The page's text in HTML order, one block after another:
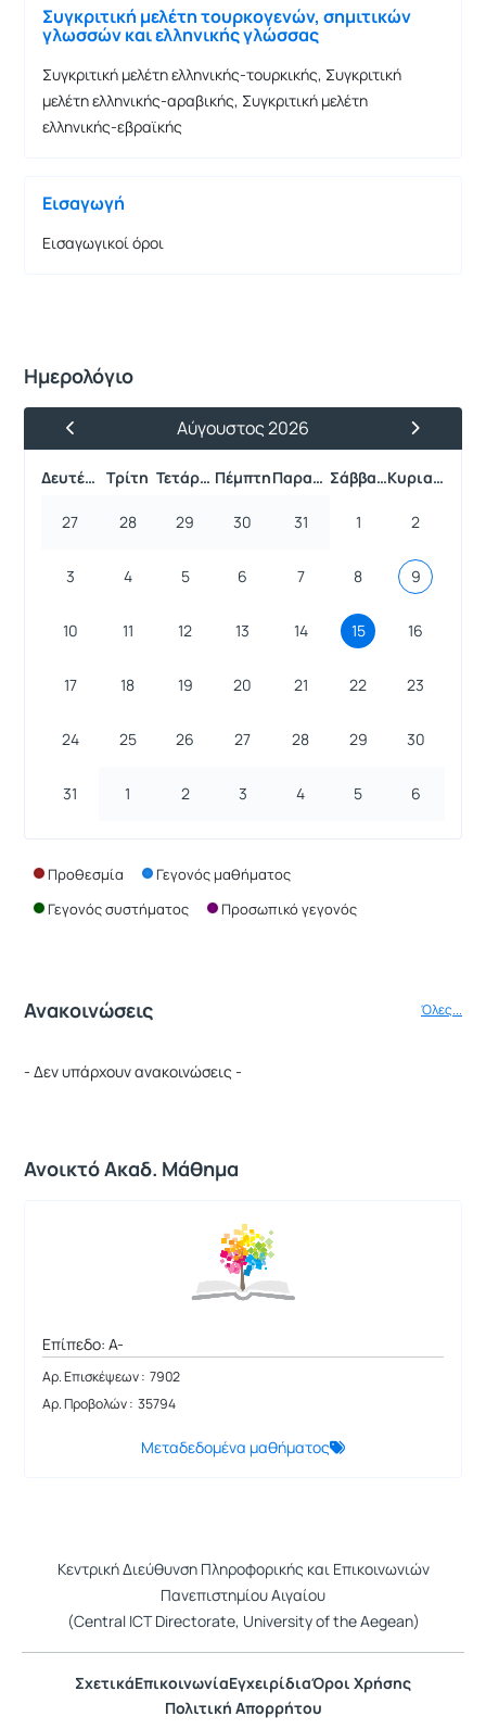
Συγκριτική μελέτη τουρκογενών, σημιτικών
γλωσσών και ελληνικής γλώσσας
Συγκριτική μελέτη ελληνικής-τουρκικής, Συγκριτική
μελέτη ελληνικής-αραβικής, Συγκριτική μελέτη
ελληνικής-εβραϊκής
Εισαγωγή
Εισαγωγικοί όροι
Ημερολόγιο
Προηγούμενος ΜήναςΑύγουστος 2026
Επόμενος
Δευτέρα Τρίτη Τετάρτη Πέμπτη Παρασκευή Σάββατο Κυριακή
27 28 29 30 31 1 2
3 4 5 6 7 8 9
10 11 12 13 14 15 16
17 18 19 20 21 22 23
24 25 26 27 28 29 30
31 1 2 3 4 5 6
Προθεσμία
Γεγονός μαθήματος
Γεγονός συστήματος
Προσωπικό γεγονός
Ανακοινώσεις Όλες...
- Δεν υπάρχουν ανακοινώσεις -
Ανοικτό Ακαδ. Μάθημα
Επίπεδο: A-
Αρ. Επισκέψεων : 7902
Αρ. Προβολών : 35794
Μεταδεδομένα μαθήματος
Κεντρική Διεύθυνση Πληροφορικής και Επικοινωνιών
Πανεπιστημίου Αιγαίου
(Central ICT Directorate, University of the Aegean)
ΣχετικάΕπικοινωνίαΕγχειρίδιαΌροι Χρήσης
Πολιτική Απορρήτου